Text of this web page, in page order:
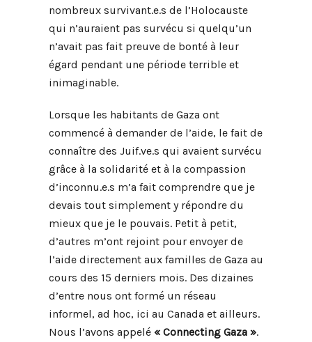
nombreux survivant.e.s de l’Holocauste
qui n’auraient pas survécu si quelqu’un
n’avait pas fait preuve de bonté à leur
égard pendant une période terrible et
inimaginable.
Lorsque les habitants de Gaza ont
commencé à demander de l’aide, le fait de
connaître des Juif.ve.s qui avaient survécu
grâce à la solidarité et à la compassion
d’inconnu.e.s m’a fait comprendre que je
devais tout simplement y répondre du
mieux que je le pouvais. Petit à petit,
d’autres m’ont rejoint pour envoyer de
l’aide directement aux familles de Gaza au
cours des 15 derniers mois. Des dizaines
d’entre nous ont formé un réseau
informel, ad hoc, ici au Canada et ailleurs.
Nous l’avons appelé « Connecting Gaza ».